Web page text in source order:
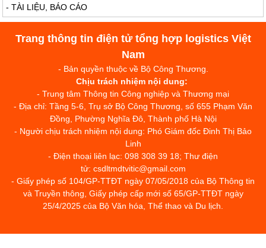
-TÀI LIỆU, BÁO CÁO
Trang thông tin điện tử tổng hợp logistics Việt
Nam
- Bản quyền thuộc về Bộ Công Thương.
Chịu trách nhiệm nội dung:
- Trung tâm Thông tin Công nghiệp và Thương mại
- Địa chỉ: Tầng 5-6, Trụ sở Bộ Công Thương, số 655 Phạm Văn
Đồng, Phường Nghĩa Đô, Thành phố Hà Nội
- Người chịu trách nhiệm nội dung: Phó Giám đốc Đinh Thị Bảo
Linh
- Điện thoại liên lạc: 098 308 39 18; Thư điện
tử: csdltmdtvitic@gmail.com
- Giấy phép số 104/GP-TTĐT ngày 07/05/2018 của Bộ Thông tin
và Truyền thông, Giấy phép cấp mới số 65/GP-TTĐT ngày
25/4/2025 của Bộ Văn hóa, Thể thao và Du lịch.